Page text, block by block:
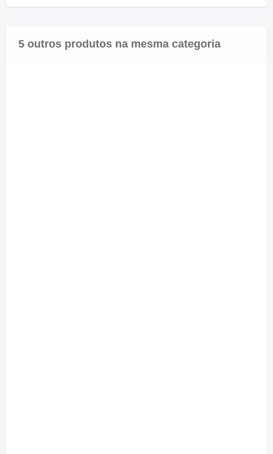
5 outros produtos na mesma categoria